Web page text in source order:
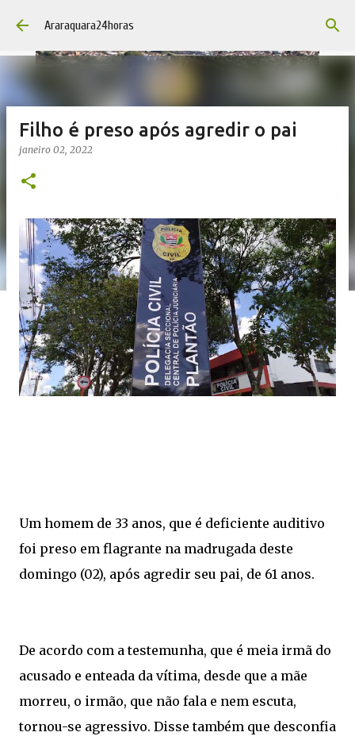
Pular para o conteúdo principal
Araraquara24horas
Filho é preso após agredir o pai
janeiro 02, 2022
Um homem de 33 anos, que é deficiente auditivo
foi preso em flagrante na madrugada deste
domingo (02), após agredir seu pai, de 61 anos.
De acordo com a testemunha, que é meia irmã do
acusado e enteada da vítima, desde que a mãe
morreu, o irmão, que não fala e nem escuta,
tornou-se agressivo. Disse também que desconfia